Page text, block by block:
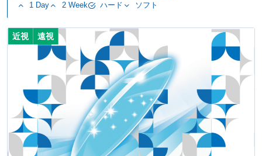
1 Day 2 Week ハード ソフト
近視 遠視